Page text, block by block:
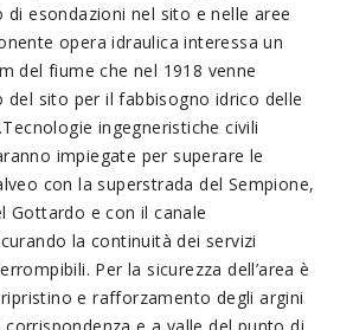
di esondazioni nel sito e nelle aree
opera idraulica interessa un
del fiume che nel 1918 venne
del sito per il fabbisogno idrico delle
ingegneristiche civili
impiegate per superare le
con la superstrada del Sempione,
Gottardo e con il canale
la continuità dei servizi
Per la sicurezza dell’area è
e rafforzamento degli argini
e a valle del punto di